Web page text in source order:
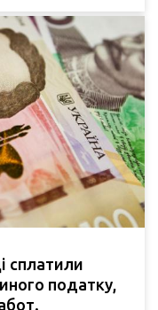
сплатили
податку,